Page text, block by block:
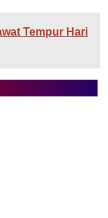
Tempur Hari